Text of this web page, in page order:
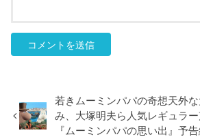
若きムーミンパパの奇想天外
み、大塚明夫ら人気レギュラ
『ムーミンパパの思い出』予